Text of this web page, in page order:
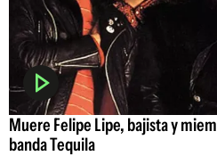
Muere Felipe Lipe, bajista y
banda Tequila